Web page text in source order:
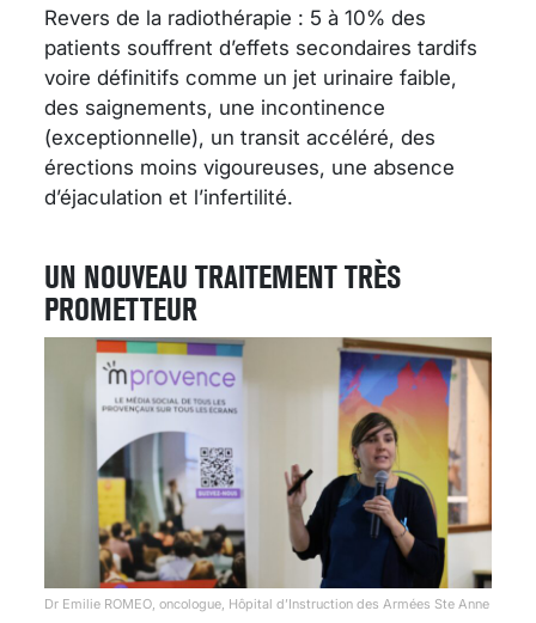
Revers de la radiothérapie : 5 à 10% des
patients souffrent d’effets secondaires tardifs
voire définitifs comme un jet urinaire faible,
des saignements, une incontinence
(exceptionnelle), un transit accéléré, des
érections moins vigoureuses, une absence
d’éjaculation et l’infertilité.
UN NOUVEAU TRAITEMENT TRÈS
PROMETTEUR
Dr Emilie ROMEO, oncologue, Hôpital d’Instruction des Armées Ste Anne